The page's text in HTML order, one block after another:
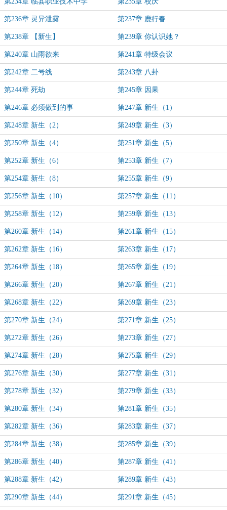
第236章 灵异泄露 第237章 鹿行春
第238章 【新生】 第239章 你认识她？
第240章 山雨欲来 第241章 特级会议
第242章 二号线 第243章 八卦
第244章 死劫 第245章 因果
第246章 必须做到的事 第247章 新生（1）
第248章 新生（2） 第249章 新生（3）
第250章 新生（4） 第251章 新生（5）
第252章 新生（6） 第253章 新生（7）
第254章 新生（8） 第255章 新生（9）
第256章 新生（10） 第257章 新生（11）
第258章 新生（12） 第259章 新生（13）
第260章 新生（14） 第261章 新生（15）
第262章 新生（16） 第263章 新生（17）
第264章 新生（18） 第265章 新生（19）
第266章 新生（20） 第267章 新生（21）
第268章 新生（22） 第269章 新生（23）
第270章 新生（24） 第271章 新生（25）
第272章 新生（26） 第273章 新生（27）
第274章 新生（28） 第275章 新生（29）
第276章 新生（30） 第277章 新生（31）
第278章 新生（32） 第279章 新生（33）
第280章 新生（34） 第281章 新生（35）
第282章 新生（36） 第283章 新生（37）
第284章 新生（38） 第285章 新生（39）
第286章 新生（40） 第287章 新生（41）
第288章 新生（42） 第289章 新生（43）
第290章 新生（44） 第291章 新生（45）